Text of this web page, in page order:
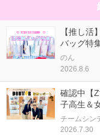
【推し活
バッグ特
のん
2026.8.6
確認中【
子高生＆
チームシン
2026.7.30